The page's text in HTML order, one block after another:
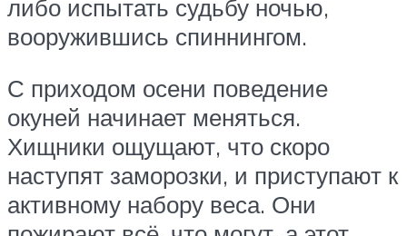
либо испытать судьбу ночью,
вооружившись спиннингом.
С приходом осени поведение
окуней начинает меняться.
Хищники ощущают, что скоро
наступят заморозки, и приступают к
активному набору веса. Они